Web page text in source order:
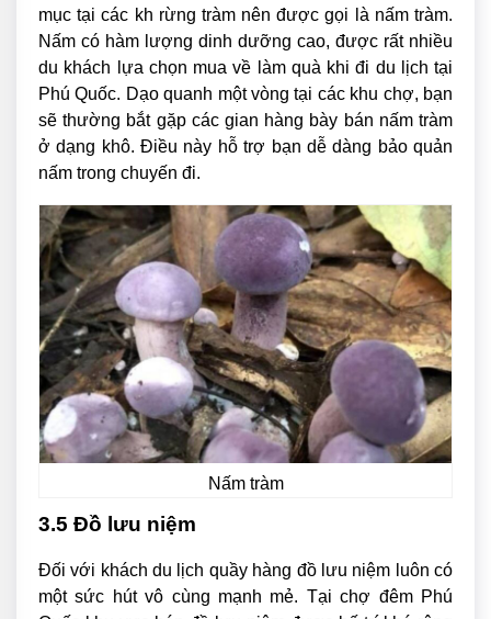
mục tại các kh rừng tràm nên được gọi là nấm tràm.
Nấm có hàm lượng dinh dưỡng cao, được rất nhiều
du khách lựa chọn mua về làm quà khi đi du lịch tại
Phú Quốc. Dạo quanh một vòng tại các khu chợ, bạn
sẽ thường bắt gặp các gian hàng bày bán nấm tràm
ở dạng khô. Điều này hỗ trợ bạn dễ dàng bảo quản
nấm trong chuyến đi.
Nấm tràm
3.5 Đồ lưu niệm
Đối với khách du lịch quầy hàng đồ lưu niệm luôn có
một sức hút vô cùng mạnh mẻ. Tại chợ đêm Phú